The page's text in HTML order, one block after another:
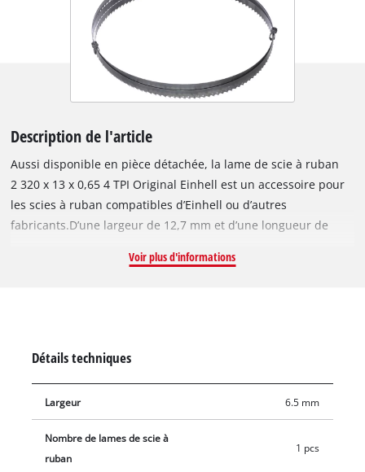
Description de l'article
Aussi disponible en pièce détachée, la lame de scie à ruban
2 320 x 13 x 0,65 4 TPI Original Einhell est un accessoire pour
les scies à ruban compatibles d’Einhell ou d’autres
fabricants.D’une largeur de 12,7 mm et d’une longueur de
de réaliser des coupes droites.Son épaisseur est de
déforme pas dans les matériaux durs.Ce produit comprend
une lame pour scies à ruban compatibles.
Voir plus d'informations
Détails techniques
Largeur 6.5 mm
Nombre de lames de scie à
ruban
1 pcs